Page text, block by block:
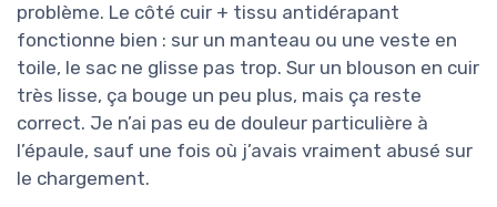
problème. Le côté cuir + tissu antidérapant
fonctionne bien : sur un manteau ou une veste en
toile, le sac ne glisse pas trop. Sur un blouson en cuir
très lisse, ça bouge un peu plus, mais ça reste
correct. Je n’ai pas eu de douleur particulière à
l’épaule, sauf une fois où j’avais vraiment abusé sur
le chargement.